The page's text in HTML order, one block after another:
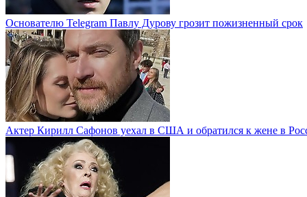
Основателю Telegram Павлу Дурову грозит пожизненный срок
Актер Кирилл Сафонов уехал в США и обратился к жене в